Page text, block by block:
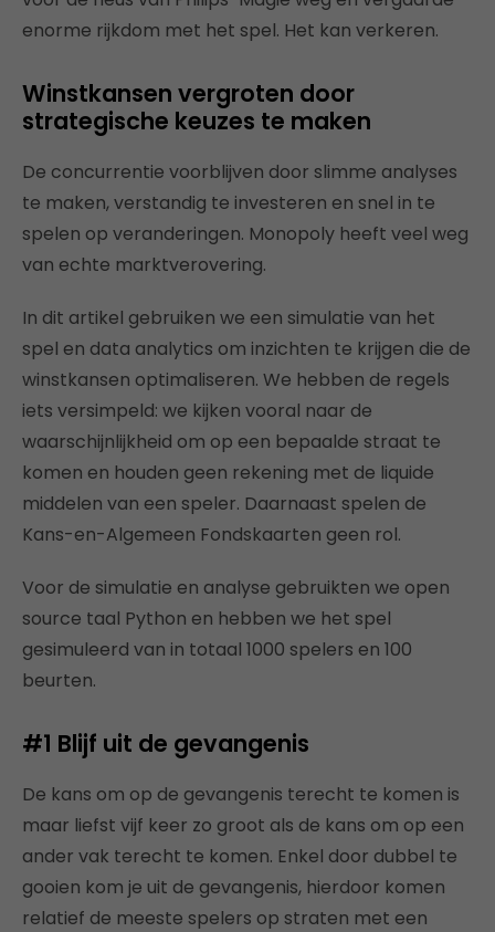
enorme rijkdom met het spel. Het kan verkeren.
Winstkansen vergroten door
strategische keuzes te maken
De concurrentie voorblijven door slimme analyses
te maken, verstandig te investeren en snel in te
spelen op veranderingen. Monopoly heeft veel weg
van echte marktverovering.
In dit artikel gebruiken we een simulatie van het
spel en data analytics om inzichten te krijgen die de
winstkansen optimaliseren. We hebben de regels
iets versimpeld: we kijken vooral naar de
waarschijnlijkheid om op een bepaalde straat te
komen en houden geen rekening met de liquide
middelen van een speler. Daarnaast spelen de
Kans-en-Algemeen Fondskaarten geen rol.
Voor de simulatie en analyse gebruikten we open
source taal Python en hebben we het spel
gesimuleerd van in totaal 1000 spelers en 100
beurten.
#1 Blijf uit de gevangenis
De kans om op de gevangenis terecht te komen is
maar liefst vijf keer zo groot als de kans om op een
ander vak terecht te komen. Enkel door dubbel te
gooien kom je uit de gevangenis, hierdoor komen
relatief de meeste spelers op straten met een